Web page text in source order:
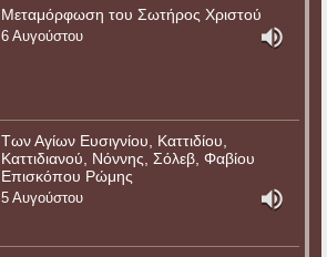
Μεταμόρφωση του Σωτήρος Χριστού
6 Αυγούστου
Των Αγίων Ευσιγνίου, Καττιδίου,
Καττιδιανού, Νόννης, Σόλεβ, Φαβίου
Επισκόπου Ρώμης
5 Αυγούστου